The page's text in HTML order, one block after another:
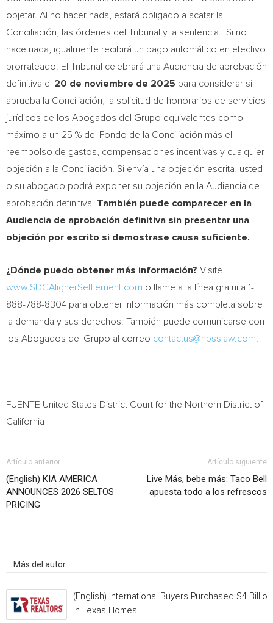
objetar. Al no hacer nada, estará obligado a acatar la
Conciliación, las órdenes del Tribunal y la sentencia. Si no
hace nada, igualmente recibirá un pago automático en efectivo
prorrateado. El Tribunal celebrará una Audiencia de aprobación
definitiva el 20 de noviembre de 2025 para considerar si
aprueba la Conciliación, la solicitud de honorarios de servicios
jurídicos de los Abogados del Grupo equivalentes como
máximo a un 25 % del Fondo de la Conciliación más el
reembolso de gastos, compensaciones incentivas y cualquier
objeción a la Conciliación. Si envía una objeción escrita, usted
o su abogado podrá exponer su objeción en la Audiencia de
aprobación definitiva. También puede comparecer en la
Audiencia de aprobación definitiva sin presentar una
objeción por escrito si demostrase causa suficiente.
¿Dónde puedo obtener más información? Visite
www.SDCAlignerSettlement.com o llame a la línea gratuita 1-
888-788-8304 para obtener información más completa sobre
la demanda y sus derechos. También puede comunicarse con
los Abogados del Grupo al correo contactus@hbsslaw.com
FUENTE United States District Court for the Northern District of
California
Artículo anterior
(English) KIA AMERICA
ANNOUNCES 2026 SELTOS
PRICING
Artículo siguiente
Live Más, bebe más: Taco Bell
apuesta todo a los refrescos
Más del autor
(English) International Buyers Purchased $4 Billion
in Texas Homes